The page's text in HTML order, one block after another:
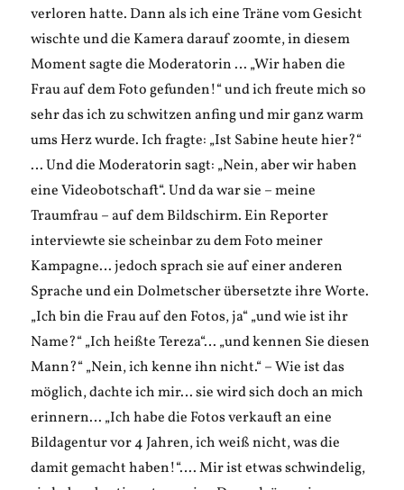
verloren hatte. Dann als ich eine Träne vom Gesicht
wischte und die Kamera darauf zoomte, in diesem
Moment sagte die Moderatorin … „Wir haben die
Frau auf dem Foto gefunden!“ und ich freute mich so
sehr das ich zu schwitzen anfing und mir ganz warm
ums Herz wurde. Ich fragte: „Ist Sabine heute hier?“
… Und die Moderatorin sagt: „Nein, aber wir haben
eine Videobotschaft“. Und da war sie – meine
Traumfrau – auf dem Bildschirm. Ein Reporter
interviewte sie scheinbar zu dem Foto meiner
Kampagne… jedoch sprach sie auf einer anderen
Sprache und ein Dolmetscher übersetzte ihre Worte.
„Ich bin die Frau auf den Fotos, ja“ „und wie ist ihr
Name?“ „Ich heißte Tereza“… „und kennen Sie diesen
Mann?“ „Nein, ich kenne ihn nicht.“ – Wie ist das
möglich, dachte ich mir… sie wird sich doch an mich
erinnern… „Ich habe die Fotos verkauft an eine
Bildagentur vor 4 Jahren, ich weiß nicht, was die
damit gemacht haben!“…. Mir ist etwas schwindelig,